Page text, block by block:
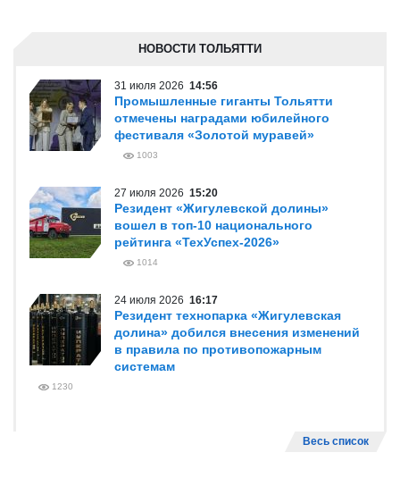
НОВОСТИ ТОЛЬЯТТИ
31 июля 2026 14:56
Промышленные гиганты Тольятти
отмечены наградами юбилейного
фестиваля «Золотой муравей»
1003
27 июля 2026 15:20
Резидент «Жигулевской долины»
вошел в топ-10 национального
рейтинга «ТехУспех-2026»
1014
24 июля 2026 16:17
Резидент технопарка «Жигулевская
долина» добился внесения изменений
в правила по противопожарным
системам
1230
Весь список